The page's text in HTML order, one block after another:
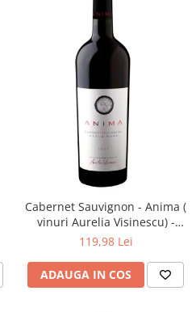
Cabernet Sauvignon - Anima (
vinuri Aurelia Visinescu) -
Domeniile Sahateni
119,98 Lei
ADAUGA IN COS